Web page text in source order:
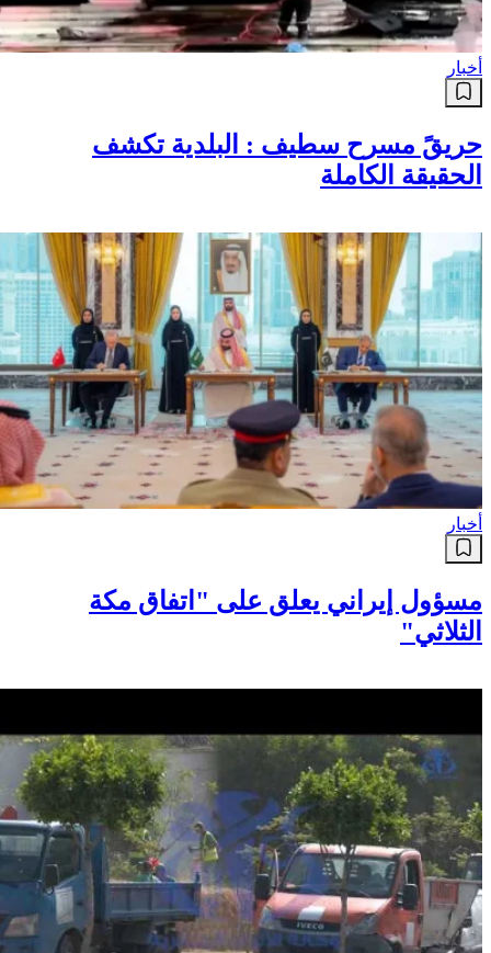
أخبار
حريقً مسرح سطيف : البلدية تكشف
الحقيقة الكاملة
أخبار
مسؤول إيراني يعلق على "اتفاق مكة
الثلاثي"